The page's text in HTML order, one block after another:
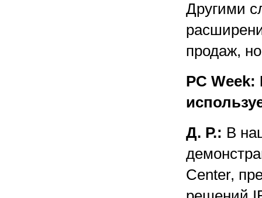
Другими
продаж,
PC
Д. Р.: В
Center,